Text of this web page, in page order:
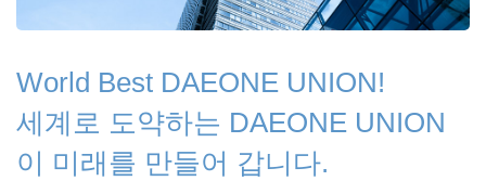
World Best DAEONE UNION!
세계로 도약하는 DAEONE UNION
이 미래를 만들어 갑니다.